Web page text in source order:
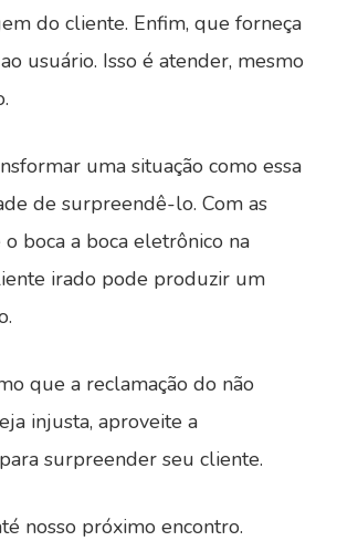
do cliente. Enfim, que forneça
usuário. Isso é atender, mesmo
uma situação como essa
de surpreendê-lo. Com as
o boca a boca eletrônico na
irado pode produzir um
que a reclamação do não
injusta, aproveite a
surpreender seu cliente.
nosso próximo encontro.